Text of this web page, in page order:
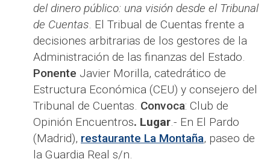
del dinero público: una visión desde el Tribunal
de Cuentas. El Tribual de Cuentas frente a
decisiones arbitrarias de los gestores de la
Administración de las finanzas del Estado.
Ponente Javier Morilla, catedrático de
Estructura Económica (CEU) y consejero del
Tribunal de Cuentas. Convoca: Club de
Opinión Encuentros. Lugar.- En El Pardo
(Madrid), restaurante La Montaña, paseo de
la Guardia Real s/n.